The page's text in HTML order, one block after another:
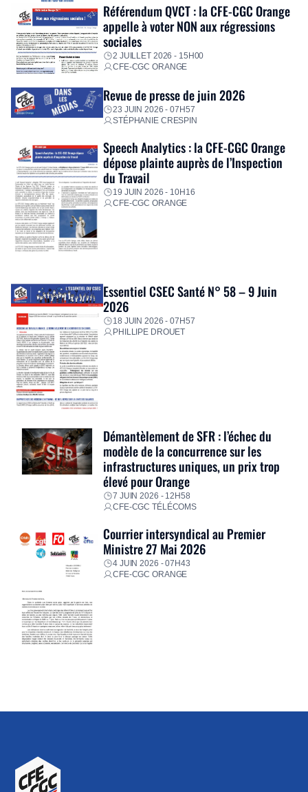
Référendum QVCT : la CFE-CGC Orange
appelle à voter NON aux régressions
sociales
2 JUILLET 2026 - 15H00
CFE-CGC ORANGE
Revue de presse de juin 2026
23 JUIN 2026 - 07H57
STÉPHANIE CRESPIN
Speech Analytics : la CFE-CGC Orange
dépose plainte auprès de l’Inspection
du Travail
19 JUIN 2026 - 10H16
CFE-CGC ORANGE
Essentiel CSEC Santé N° 58 – 9 Juin
2026
18 JUIN 2026 - 07H57
PHILLIPE DROUET
Démantèlement de SFR : l’échec du
modèle de la concurrence sur les
infrastructures uniques, un prix trop
élevé pour Orange
7 JUIN 2026 - 12H58
CFE-CGC TÉLÉCOMS
Courrier intersyndical au Premier
Ministre 27 Mai 2026
4 JUIN 2026 - 07H43
CFE-CGC ORANGE